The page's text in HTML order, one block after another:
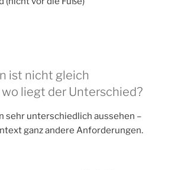
ist nicht gleich
liegt der Unterschied?
sehr unterschiedlich aussehen –
ganz andere Anforderungen.